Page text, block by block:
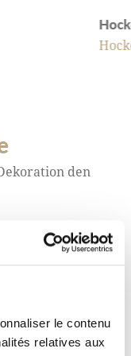
le contenu
relatives aux
den